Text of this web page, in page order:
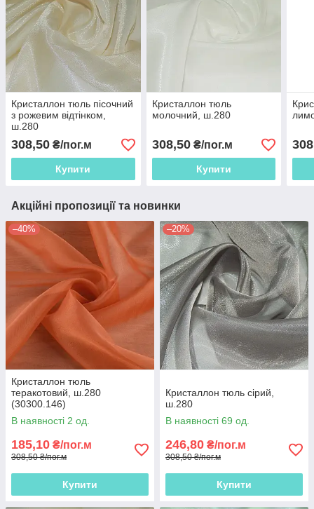
Кристаллон тюль пісочний
з рожевим відтінком,
ш.280
308,50 ₴/пог.м
Купити
Кристаллон тюль
молочний, ш.280
308,50₴/пог.м
Купити
Акційні пропозиції та новинки
–40%
Кристаллон тюль
теракотовий, ш.280
(30300.146)
В наявності 2 од.
185,10 ₴/пог.м
308,50 ₴/пог.м
Купити
–20%
Кристаллон тюль сірий,
ш.280
В наявності 69 од.
246,80 ₴/пог.м
308,50 ₴/пог.м
Купити